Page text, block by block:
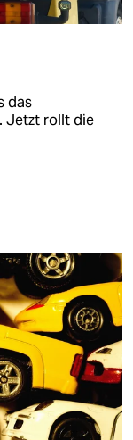
das
Jetzt rollt die